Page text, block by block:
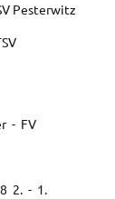
Pesterwitz
- FV
2. - 1.